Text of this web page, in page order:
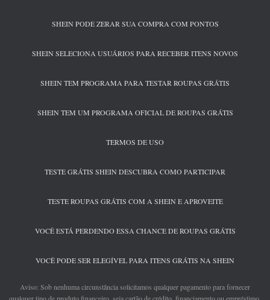
SHEIN PODE ZERAR SUA COMPRA COM PONTOS
SHEIN SELECIONA USUÁRIOS PARA RECEBER ITENS NOVOS
SHEIN TEM PROGRAMA PARA TESTAR ROUPAS GRÁTIS
SHEIN TEM UM PROGRAMA OFICIAL DE ROUPAS GRÁTIS
TERMOS DE USO
TESTE GRÁTIS SHEIN DESCUBRA COMO PARTICIPAR
TESTE ROUPAS GRÁTIS COM A SHEIN E APROVEITE
VOCÊ ESTÁ PERDENDO ESSA CHANCE DE ROUPAS GRÁTIS
VOCÊ PODE SER ELEGÍVEL PARA ITENS GRÁTIS NA SHEIN
Aviso: Sob nenhuma circunstância solicitamos qualquer pagamento para fornecer